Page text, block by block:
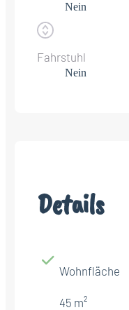
Nein
Fahrstuhl
Nein
Details
Wohnfläche
45 m²